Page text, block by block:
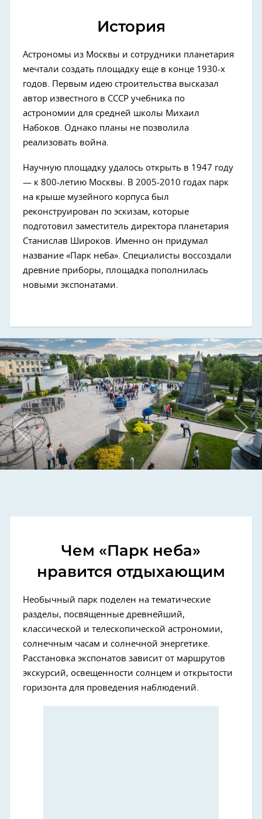
История
Астрономы из Москвы и сотрудники планетария
мечтали создать площадку еще в конце 1930-х
годов. Первым идею строительства высказал
автор известного в СССР учебника по
астрономии для средней школы Михаил
Набоков. Однако планы не позволила
реализовать война.
Научную площадку удалось открыть в 1947 году
— к 800-летию Москвы. В 2005-2010 годах парк
на крыше музейного корпуса был
реконструирован по эскизам, которые
подготовил заместитель директора планетария
Станислав Широков. Именно он придумал
название «Парк неба». Специалисты воссоздали
древние приборы, площадка пополнилась
новыми экспонатами.
Next
Чем «Парк неба»
нравится отдыхающим
Необычный парк поделен на тематические
разделы, посвященные древнейший,
классической и телескопической астрономии,
солнечным часам и солнечной энергетике.
Расстановка экспонатов зависит от маршрутов
экскурсий, освещенности солнцем и открытости
горизонта для проведения наблюдений.